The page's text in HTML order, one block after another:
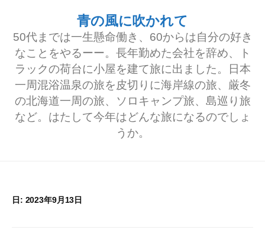
青の風に吹かれて
50代までは一生懸命働き、60からは自分の好き
なことをやるーー。長年勤めた会社を辞め、ト
ラックの荷台に小屋を建て旅に出ました。日本
一周混浴温泉の旅を皮切りに海岸線の旅、厳冬
の北海道一周の旅、ソロキャンプ旅、島巡り旅
など。はたして今年はどんな旅になるのでしょ
うか。
日: 2023年9月13日